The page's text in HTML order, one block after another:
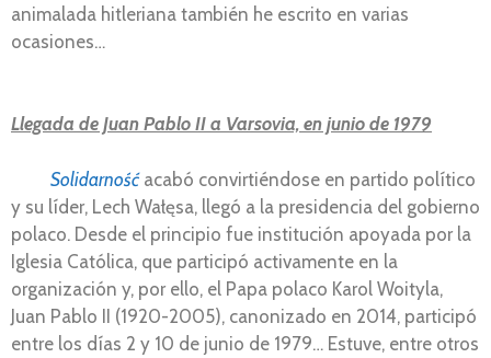
animalada hitleriana también he escrito en varias
ocasiones…
Llegada de Juan Pablo II a Varsovia, en junio de 1979
Solidarnośćacabó convirtiéndose en partido político
y su líder, Lech Wałęsa, llegó a la presidencia del gobierno
polaco. Desde el principio fue institución apoyada por la
Iglesia Católica, que participó activamente en la
organización y, por ello, el Papa polaco Karol Woityla,
Juan Pablo II (1920-2005), canonizado en 2014, participó
entre los días 2 y 10 de junio de 1979… Estuve, entre otros